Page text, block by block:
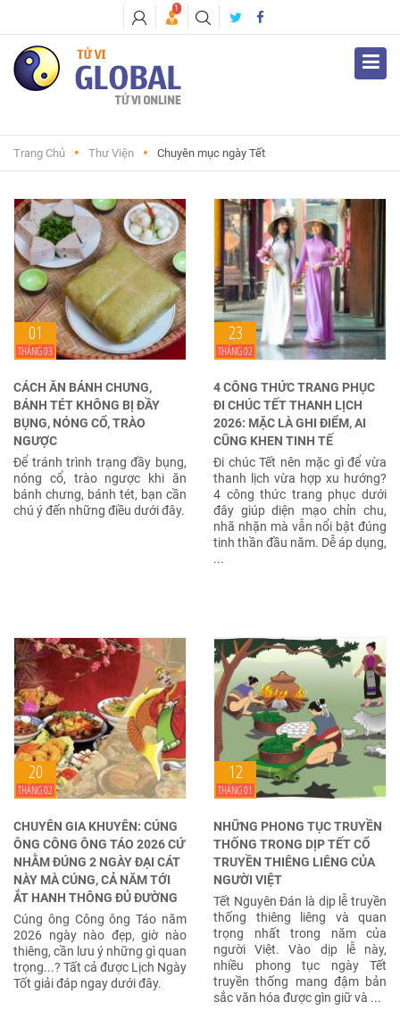
1
Trang Chủ Thư Viện Chuyên mục ngày Tết
01
THÁNG 03
CÁCH ĂN BÁNH CHƯNG,
BÁNH TÉT KHÔNG BỊ ĐẦY
BỤNG, NÓNG CỔ, TRÀO
NGƯỢC
Để tránh trình trạng đầy bụng,
nóng cổ, trào ngược khi ăn
bánh chưng, bánh tét, bạn cần
chú ý đến những điều dưới đây.
23
THÁNG 02
4 CÔNG THỨC TRANG PHỤC
ĐI CHÚC TẾT THANH LỊCH
2026: MẶC LÀ GHI ĐIỂM, AI
CŨNG KHEN TINH TẾ
Đi chúc Tết nên mặc gì để vừa
thanh lịch vừa hợp xu hướng?
4 công thức trang phục dưới
đây giúp diện mạo chỉn chu,
nhã nhặn mà vẫn nổi bật đúng
tinh thần đầu năm. Dễ áp dụng,
...
20
THÁNG 02
CHUYÊN GIA KHUYÊN: CÚNG
ÔNG CÔNG ÔNG TÁO 2026 CỨ
NHẰM ĐÚNG 2 NGÀY ĐẠI CÁT
NÀY MÀ CÚNG, CẢ NĂM TỚI
ẮT HANH THÔNG ĐỦ ĐƯỜNG
Cúng ông Công ông Táo năm
2026 ngày nào đẹp, giờ nào
thiêng, cần lưu ý những gì quan
trọng...? Tất cả được Lịch Ngày
Tốt giải đáp ngay dưới đây.
12
THÁNG 01
NHỮNG PHONG TỤC TRUYỀN
THỐNG TRONG DỊP TẾT CỔ
TRUYỀN THIÊNG LIÊNG CỦA
NGƯỜI VIỆT
Tết Nguyên Đán là dịp lễ truyền
thống thiêng liêng và quan
trọng nhất trong năm của
người Việt. Vào dịp lễ này,
nhiều phong tục ngày Tết
truyền thống mang đậm bản
sắc văn hóa được gìn giữ và ...